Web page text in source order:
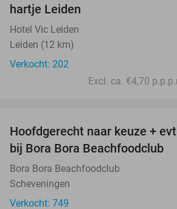
hartje Leiden
Hotel Vic Leiden
Leiden (12 km)
Verkocht: 202
Excl. ca. €4,70
Hoofdgerecht naar keuze +
bij Bora Bora Beachfoodclub
Bora Bora Beachfoodclub
Scheveningen
Verkocht: 749